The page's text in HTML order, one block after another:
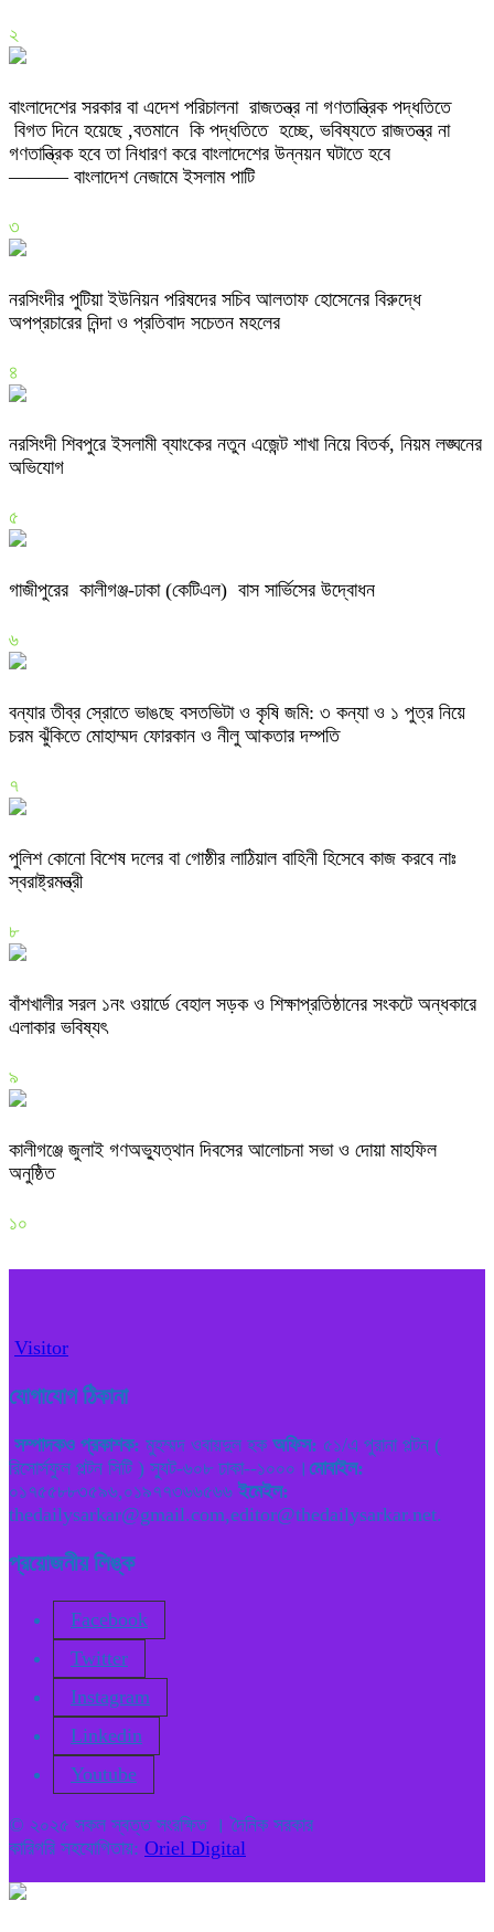
২
বাংলাদেশের সরকার বা এদেশ পরিচালনা রাজতন্ত্র না গণতান্ত্রিক পদ্ধতিতে
বিগত দিনে হয়েছে ,বতমানে কি পদ্ধতিতে হচ্ছে, ভবিষ্যতে রাজতন্ত্র না
গণতান্ত্রিক হবে তা নিধারণ করে বাংলাদেশের উন্নয়ন ঘটাতে হবে
——— বাংলাদেশ নেজামে ইসলাম পাটি
৩
নরসিংদীর পুটিয়া ইউনিয়ন পরিষদের সচিব আলতাফ হোসেনের বিরুদ্ধে
অপপ্রচারের নিন্দা ও প্রতিবাদ সচেতন মহলের
৪
নরসিংদী শিবপুরে ইসলামী ব্যাংকের নতুন এজেন্ট শাখা নিয়ে বিতর্ক, নিয়ম লঙ্ঘনের
অভিযোগ
৫
গাজীপুরের কালীগঞ্জ-ঢাকা (কেটিএল) বাস সার্ভিসের উদ্বোধন
৬
বন্যার তীব্র স্রোতে ভাঙছে বসতভিটা ও কৃষি জমি: ৩ কন্যা ও ১ পুত্র নিয়ে
চরম ঝুঁকিতে মোহাম্মদ ফোরকান ও নীলু আকতার দম্পতি
৭
পুলিশ কোনো বিশেষ দলের বা গোষ্ঠীর লাঠিয়াল বাহিনী হিসেবে কাজ করবে নাঃ
স্বরাষ্ট্রমন্ত্রী
৮
বাঁশখালীর সরল ১নং ওয়ার্ডে বেহাল সড়ক ও শিক্ষাপ্রতিষ্ঠানের সংকটে অন্ধকারে
এলাকার ভবিষ্যৎ
৯
কালীগঞ্জে জুলাই গণঅভ্যুত্থান দিবসের আলোচনা সভা ও দোয়া মাহফিল
অনুষ্ঠিত
১০
Visitor
যোগাযোগ ঠিকানা
সম্পাদকও প্রকাশক: মুহম্মদ ওবায়দুল হক অফিস: ৫১/এ পুরানা পল্টন (
রিসোর্সফুল পল্টন সিটি ) স্যুট-৬০৮ ঢাকা--১০০০। মোবাইল:
০১৭৫৫৮৮৩৫৯৬,০১৯৭৭৩৬৬৫৬৬ ইমেইল:
thedailysarkar@gmail.com,editor@thedailysarkar.net.
প্রয়োজনীয় লিঙ্ক
Facebook
Twitter
Instagram
Linkedin
Youtube
© ২০২৫ সকল স্বত্ত সংরক্ষিত । দৈনিক সরকার
কারিগরি সহযোগিতায়: Oriel Digital